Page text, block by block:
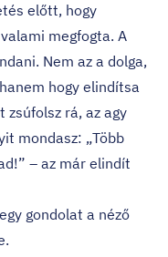
előtt, hogy
megfogta. A
Nem az a dolga,
hogy elindítsa
zsúfolsz rá, az agy
mondasz: „Több
– az már elindít
gondolat a néző